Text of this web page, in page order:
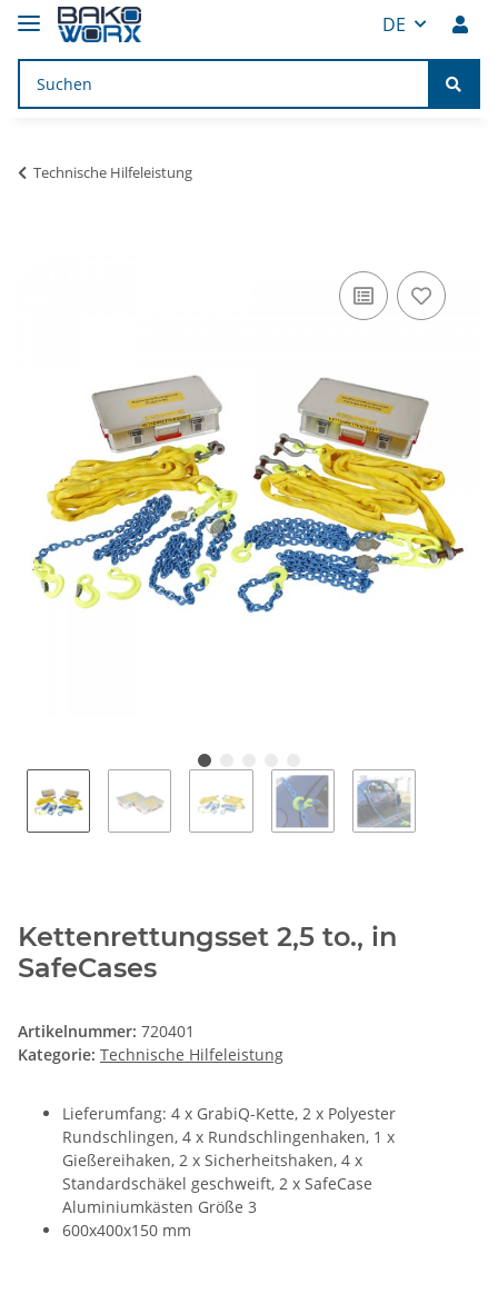
DE
Technische Hilfeleistung
Kettenrettungsset 2,5 to., in
SafeCases
Artikelnummer: 720401
Kategorie: Technische Hilfeleistung
Lieferumfang: 4 x GrabiQ-Kette, 2 x Polyester
Rundschlingen, 4 x Rundschlingenhaken, 1 x
Gießereihaken, 2 x Sicherheitshaken, 4 x
Standardschäkel geschweift, 2 x SafeCase
Aluminiumkästen Größe 3
600x400x150 mm